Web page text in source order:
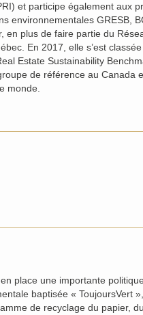
et participe également aux
environnementales GRESB,
en plus de faire partie du
En 2017, elle s’est
Estate Sustainability
de référence au Canada
monde.
place une importante
baptisée « ToujoursVert
de recyclage du papier,